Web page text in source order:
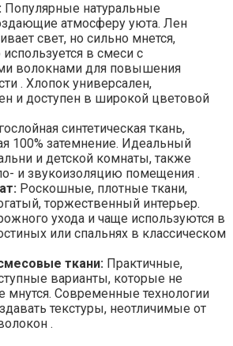
Популярные натуральные
атмосферу уюта. Лен
свет, но сильно мнется,
используется в смеси с
волокнами для повышения
. Хлопок универсален,
и доступен в широкой цветовой
синтетическая ткань,
100% затемнение. Идеальный
и детской комнаты, также
и звукоизоляцию помещения .
Роскошные, плотные ткани,
торжественный интерьер.
ухода и чаще используются в
или спальнях в классическом
ткани: Практичные,
варианты, которые не
мнутся. Современные технологии
текстуры, неотличимые от
.